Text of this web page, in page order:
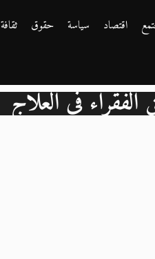
اقتصاد سياسة حقوق
ثقافة
في العلاج